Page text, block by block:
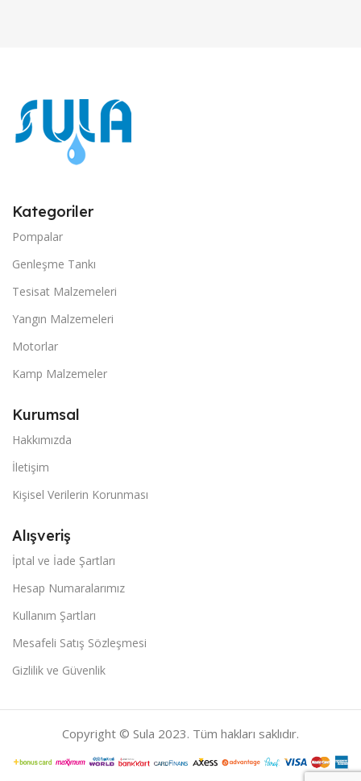
Kategoriler
Pompalar
Genleşme Tankı
Tesisat Malzemeleri
Yangın Malzemeleri
Motorlar
Kamp Malzemeler
Kurumsal
Hakkımızda
İletişim
Kişisel Verilerin Korunması
Alışveriş
İptal ve İade Şartları
Hesap Numaralarımız
Kullanım Şartları
Mesafeli Satış Sözleşmesi
Gizlilik ve Güvenlik
Copyright © Sula 2023. Tüm hakları saklıdır.